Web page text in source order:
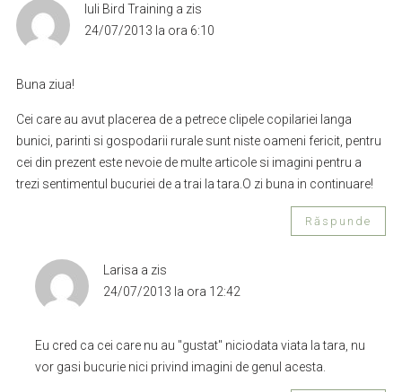
Iuli Bird Training a zis
24/07/2013 la ora 6:10
Buna ziua!
Cei care au avut placerea de a petrece clipele copilariei langa
bunici, parinti si gospodarii rurale sunt niste oameni fericit, pentru
cei din prezent este nevoie de multe articole si imagini pentru a
trezi sentimentul bucuriei de a trai la tara.O zi buna in continuare!
Răspunde
Larisa a zis
24/07/2013 la ora 12:42
Eu cred ca cei care nu au "gustat" niciodata viata la tara, nu
vor gasi bucurie nici privind imagini de genul acesta.